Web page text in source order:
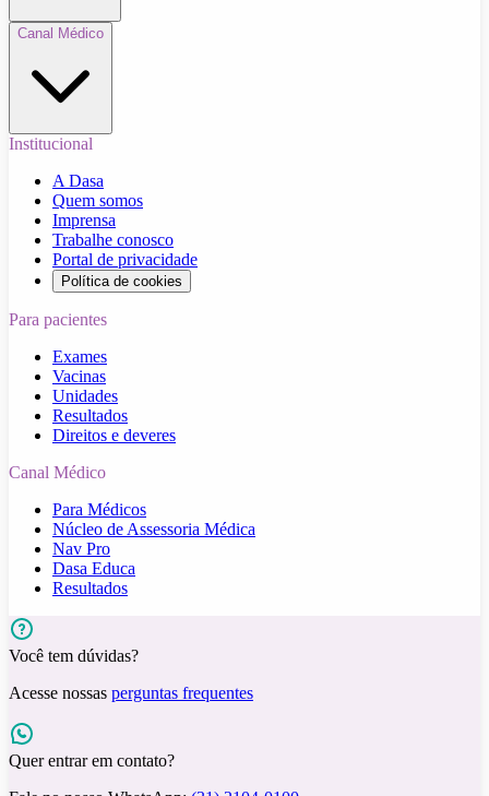
Canal Médico
Institucional
A Dasa
Quem somos
Imprensa
Trabalhe conosco
Portal de privacidade
Política de cookies
Para pacientes
Exames
Vacinas
Unidades
Resultados
Direitos e deveres
Canal Médico
Para Médicos
Núcleo de Assessoria Médica
Nav Pro
Dasa Educa
Resultados
Você tem dúvidas?
Acesse nossas perguntas frequentes
Quer entrar em contato?